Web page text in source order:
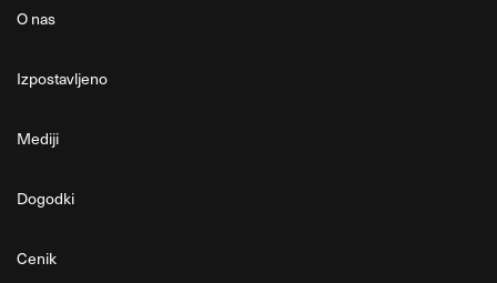
O nas
Izpostavljeno
Mediji
Dogodki
Cenik